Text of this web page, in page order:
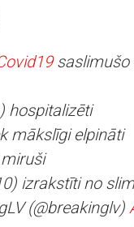
saslimušo
hospitalizēti
mākslīgi elpināti
izrakstīti no
(@breakinglv)